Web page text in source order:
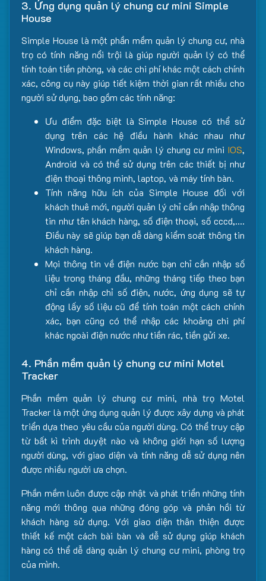
3. Ứng dụng quản lý chung cư mini Simple
House
Simple House là một phần mềm quản lý chung cư, nhà
trọ có tính năng nổi trội là giúp người quản lý có thể
tính toán tiền phòng, và các chi phí khác một cách chính
xác, công cụ này giúp tiết kiệm thời gian rất nhiều cho
người sử dụng, bao gồm các tính năng:
Ưu điểm đặc biệt là Simple House có thể sử
dụng trên các hệ điều hành khác nhau như
Windows, phần mềm quản lý chung cư mini IOS,
Android và có thể sử dụng trên các thiết bị như
điện thoại thông minh, laptop, và máy tính bàn.
Tính năng hữu ích của Simple House đối với
khách thuê mới, người quản lý chỉ cần nhập thông
tin như tên khách hàng, số điện thoại, số cccd,….
Điều này sẽ giúp bạn dễ dàng kiểm soát thông tin
khách hàng.
Mọi thông tin về điện nước bạn chỉ cần nhập số
liệu trong tháng đầu, những tháng tiếp theo bạn
chỉ cần nhập chỉ số điện, nước, ứng dụng sẽ tự
động lấy số liệu cũ để tính toán một cách chính
xác, bạn cũng có thể nhập các khoảng chi phí
khác ngoài điện nước như tiền rác, tiền gửi xe.
4. Phần mềm quản lý chung cư mini Motel
Tracker
Phần mềm quản lý chung cư mini, nhà trọ Motel
Tracker là một ứng dụng quản lý được xây dựng và phát
triển dựa theo yêu cầu của người dùng. Có thể truy cập
từ bất kì trình duyệt nào và không giới hạn số lượng
người dùng, với giao diện và tính năng dễ sử dụng nên
được nhiều người ưa chọn.
Phần mềm luôn được cập nhật và phát triển những tính
năng mới thông qua những đóng góp và phản hồi từ
khách hàng sử dụng. Với giao diện thân thiện được
thiết kế một cách bài bàn và dễ sử dụng giúp khách
hàng có thể dễ dàng quản lý chung cư mini, phòng trọ
của mình.